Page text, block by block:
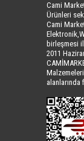
Cami
Ürünleri
Cami
birleşmesi
2011